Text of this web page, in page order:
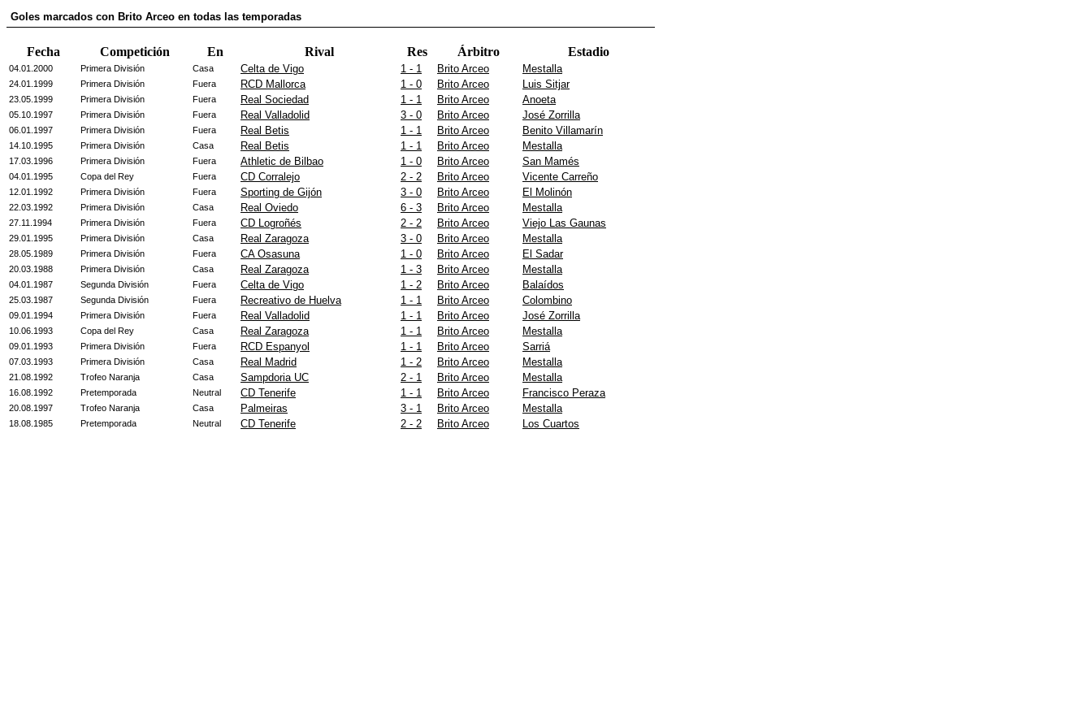
Goles marcados con Brito Arceo en todas las temporadas
Fecha Competición En Rival Res Árbitro Estadio
04.01.2000 Primera División Casa Celta de Vigo 1 - 1 Brito Arceo Mestalla
24.01.1999 Primera División Fuera RCD Mallorca 1 - 0 Brito Arceo Luis Sitjar
23.05.1999 Primera División Fuera Real Sociedad 1 - 1 Brito Arceo Anoeta
05.10.1997 Primera División Fuera Real Valladolid 3 - 0 Brito Arceo José Zorrilla
06.01.1997 Primera División Fuera Real Betis 1 - 1 Brito Arceo Benito Villamarín
14.10.1995 Primera División Casa Real Betis 1 - 1 Brito Arceo Mestalla
17.03.1996 Primera División Fuera Athletic de Bilbao 1 - 0 Brito Arceo San Mamés
04.01.1995 Copa del Rey Fuera CD Corralejo 2 - 2 Brito Arceo Vicente Carreño
12.01.1992 Primera División Fuera Sporting de Gijón 3 - 0 Brito Arceo El Molinón
22.03.1992 Primera División Casa Real Oviedo 6 - 3 Brito Arceo Mestalla
27.11.1994 Primera División Fuera CD Logroñés 2 - 2 Brito Arceo Viejo Las Gaunas
29.01.1995 Primera División Casa Real Zaragoza 3 - 0 Brito Arceo Mestalla
28.05.1989 Primera División Fuera CA Osasuna 1 - 0 Brito Arceo El Sadar
20.03.1988 Primera División Casa Real Zaragoza 1 - 3 Brito Arceo Mestalla
04.01.1987 Segunda División Fuera Celta de Vigo 1 - 2 Brito Arceo Balaídos
25.03.1987 Segunda División Fuera Recreativo de Huelva 1 - 1 Brito Arceo Colombino
09.01.1994 Primera División Fuera Real Valladolid 1 - 1 Brito Arceo José Zorrilla
10.06.1993 Copa del Rey Casa Real Zaragoza 1 - 1 Brito Arceo Mestalla
09.01.1993 Primera División Fuera RCD Espanyol 1 - 1 Brito Arceo Sarriá
07.03.1993 Primera División Casa Real Madrid 1 - 2 Brito Arceo Mestalla
21.08.1992 Trofeo Naranja Casa Sampdoria UC 2 - 1 Brito Arceo Mestalla
16.08.1992 Pretemporada Neutral CD Tenerife 1 - 1 Brito Arceo Francisco Peraza
20.08.1997 Trofeo Naranja Casa Palmeiras 3 - 1 Brito Arceo Mestalla
18.08.1985 Pretemporada Neutral CD Tenerife 2 - 2 Brito Arceo Los Cuartos